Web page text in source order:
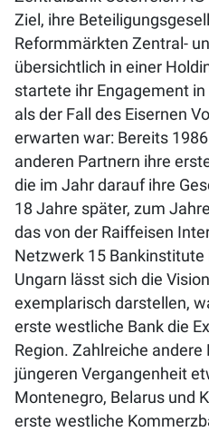
Ziel, ihre
Reformmärkten Zentral-
übersichtlich in einer
startete ihr Engagement
als der Fall des Eisernen
erwarten war: Bereits
anderen Partnern ihre
die im Jahr darauf ihre
18 Jahre später, zum
das von der Raiffeisen
Netzwerk 15 Bankinstitute
Ungarn lässt sich die
exemplarisch darstellen,
erste westliche Bank die
Region. Zahlreiche
jüngeren Vergangenheit
Montenegro, Belarus und
erste westliche